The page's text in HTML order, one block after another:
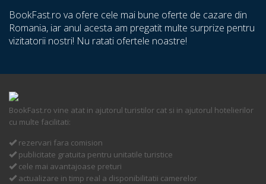
BookFast.ro va ofere cele mai bune oferte de cazare din
Romania, iar anul acesta am pregatit multe surprize pentru
vizitatorii nostri! Nu ratati ofertele noastre!
BookFast.ro vine atat in ajutorul turistilor cat si in ajutorul hotelierilor
cu multe facilitati:
rezervari fara comision
publicitate gratuita pentru unitatile turistice
cele mai avantajoase preturi
actualizare in timp real a disponibilitatii camerelor